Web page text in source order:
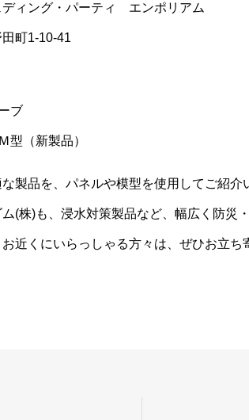
グ・パーティ エンポリアム
1-10-41
ブ
型（新製品）
製品を、パネルや模型を使用してご紹介
(株)も、浸水対策製品など、幅広く防災
近くにいらっしゃる方々は、ぜひお立ち